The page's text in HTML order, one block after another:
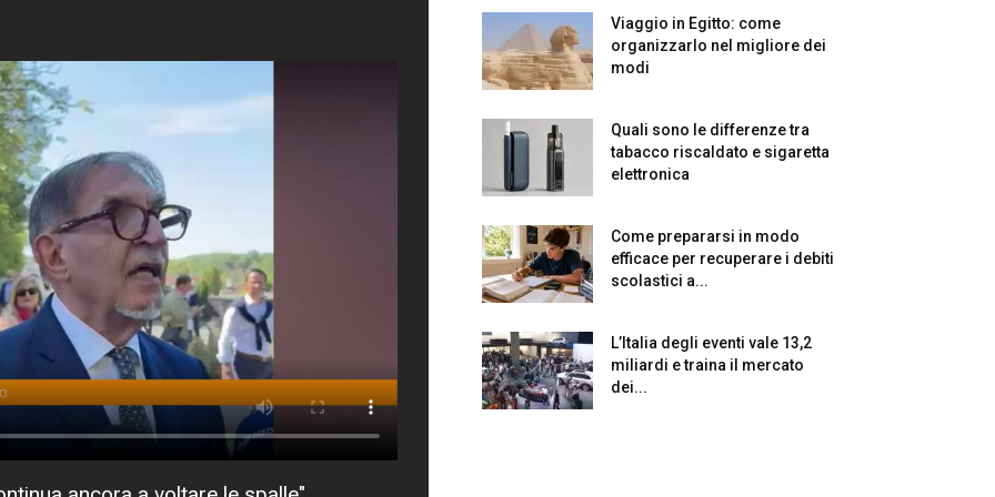
Viaggio in Egitto: come
organizzarlo nel migliore dei
modi
Quali sono le differenze tra
tabacco riscaldato e sigaretta
elettronica
Come prepararsi in modo
efficace per recuperare i debiti
scolastici a...
L’Italia degli eventi vale 13,2
miliardi e traina il mercato
dei...